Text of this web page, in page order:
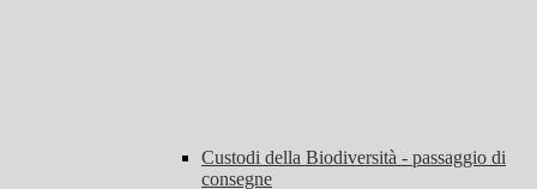
Custodi della Biodiversità - passaggio di
consegne